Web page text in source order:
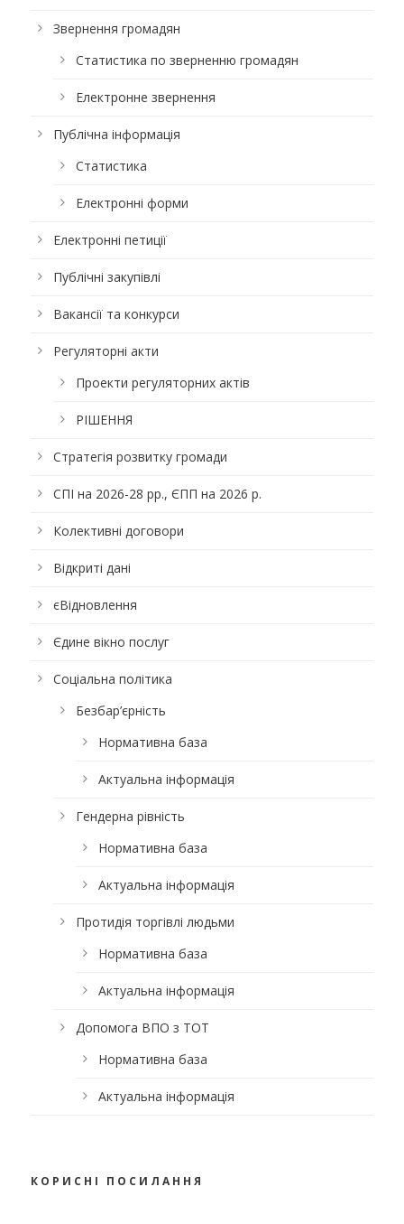
Звернення громадян
Статистика по зверненню громадян
Електронне звернення
Публічна інформація
Статистика
Електронні форми
Електронні петиції
Публічні закупівлі
Вакансії та конкурси
Регуляторні акти
Проекти регуляторних актів
РІШЕННЯ
Стратегія розвитку громади
СПІ на 2026-28 рр., ЄПП на 2026 р.
Колективні договори
Відкриті дані
єВідновлення
Єдине вікно послуг
Соціальна політика
Безбар’єрність
Нормативна база
Актуальна інформація
Гендерна рівність
Нормативна база
Актуальна інформація
Протидія торгівлі людьми
Нормативна база
Актуальна інформація
Допомога ВПО з ТОТ
Нормативна база
Актуальна інформація
КОРИСНІ ПОСИЛАННЯ